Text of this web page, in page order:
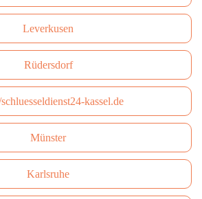
Leverkusen
Rüdersdorf
kassel.de
Münster
Karlsruhe